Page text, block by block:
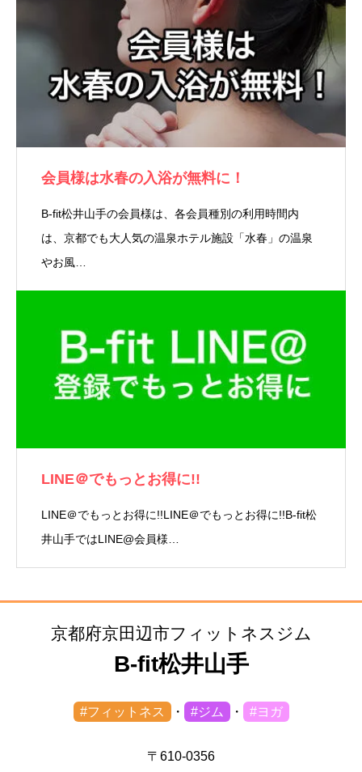
会員様は水春の入浴が無料に！
B-fit松井山手の会員様は、各会員種別の利用時間内
は、京都でも大人気の温泉ホテル施設「水春」の温泉
やお風…
LINE＠でもっとお得に!!
LINE＠でもっとお得に!!LINE＠でもっとお得に!!B-fit松
井山手ではLINE@会員様…
京都府京田辺市フィットネスジム
B-fit松井山手
#フィットネス ・ #ジム ・ #ヨガ
〒610-0356